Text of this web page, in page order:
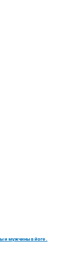
и мужчины в йоге .